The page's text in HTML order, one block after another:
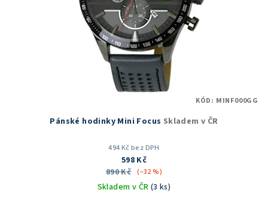
Pánské hodinky Mini Focus Skladem v ČR
494 Kč bez DPH
598 Kč
890 Kč (–32 %)
Skladem v ČR (3 ks)
KÓD: MINF000GG